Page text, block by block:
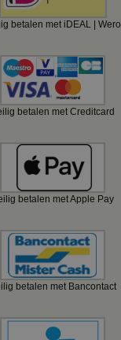
betalen met iDEAL | Wero
betalen met Creditcard
betalen met Apple Pay
betalen met Bancontact